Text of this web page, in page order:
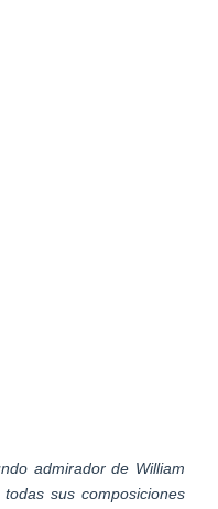
admirador de William
sus composiciones